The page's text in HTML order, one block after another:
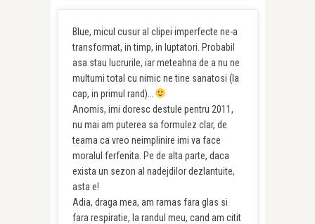
Blue, micul cusur al clipei imperfecte ne-a
transformat, in timp, in luptatori. Probabil
asa stau lucrurile, iar meteahna de a nu ne
multumi total cu nimic ne tine sanatosi (la
cap, in primul rand)…
Anomis, imi doresc destule pentru 2011,
nu mai am puterea sa formulez clar, de
teama ca vreo neimplinire imi va face
moralul ferfenita. Pe de alta parte, daca
exista un sezon al nadejdilor dezlantuite,
asta e!
Adia, draga mea, am ramas fara glas si
fara respiratie, la randul meu, cand am citit